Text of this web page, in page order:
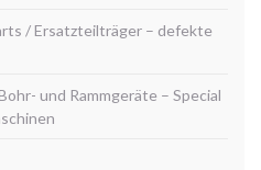
/ Ersatzteilträger – defekte
und Rammgeräte – Special